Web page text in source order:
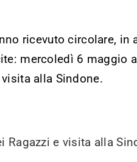
ricevuto circolare, in
mercoledì 6 maggio
alla Sindone.
Ragazzi e visita alla